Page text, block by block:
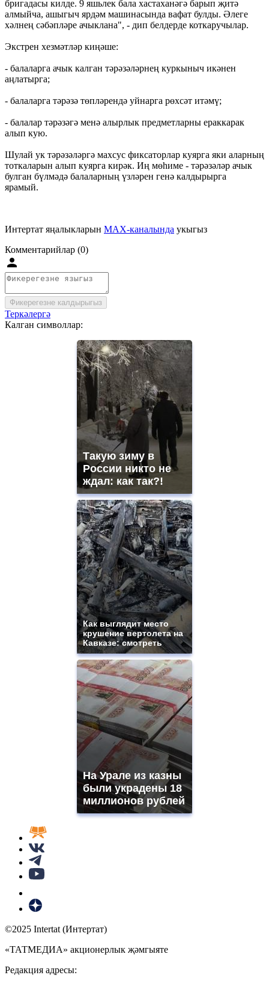
бригадасы килде. 9 яшьлек бала хастаханәгә барып җитә
алмыйча, ашыгыч ярдәм машинасында вафат булды. Әлеге
хәлнең сәбәпләре ачыклана", - дип белдерде коткаручылар.
Экстрен хезмәтләр киңәше:
- балаларга ачык калган тәрәзәләрнең куркыныч икәнен
аңлатырга;
- балаларга тәрәзә төпләрендә уйнарга рөхсәт итәмү;
- балалар тәрәзәгә менә алырлык предметларны ераккарак
алып кую.
Шулай ук тәрәзәләргә махсус фиксаторлар куярга яки аларның
тоткаларын алып куярга кирәк. Иң мөһиме - тәрәзәләр ачык
булган бүлмәдә балаларның үзләрен генә калдырырга
ярамый.
Интертат яңалыкларын MAX-каналында укыгыз
Комментарийлар (0)
Фикерегезне калдырыгыз
Теркәлергә
Калган символлар:
Такую зиму в
России никто не
ждал: как так?!
Как выглядит место
крушение вертолета на
Кавказе: смотреть
На Урале из казны
были украдены 18
миллионов рублей
©2025 Intertat (Интертат)
«ТАТМЕДИА» акционерлык җәмгыяте
Редакция адресы: